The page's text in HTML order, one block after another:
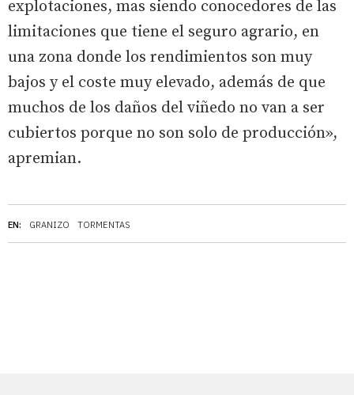
EN: GRANIZO TORMENTAS
explotaciones, mas siendo conocedores de las
limitaciones que tiene el seguro agrario, en
una zona donde los rendimientos son muy
bajos y el coste muy elevado, además de que
muchos de los daños del viñedo no van a ser
cubiertos porque no son solo de producción»,
apremian.